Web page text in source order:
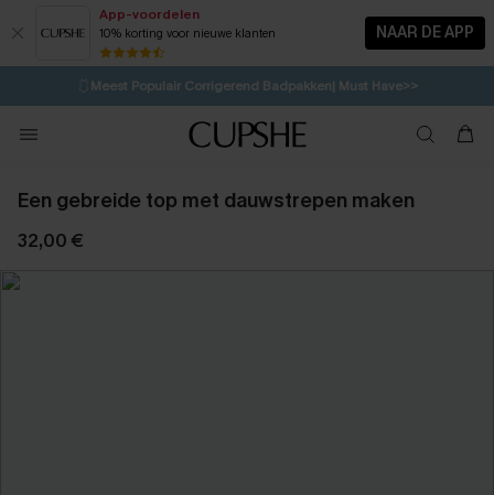
App-voordelen
10% korting voor nieuwe klanten NAAR DE APP
⚡️LAATSTE KANS | Tot 50% korting>>
🩱Meest Populair Corrigerend Badpakken| Must Have>>
💌Abonneer je & ontvang tot 15% korting>>
Koop 3, krijg 15% korting | CODE: SW15
Een gebreide top met dauwstrepen maken
32,00 €